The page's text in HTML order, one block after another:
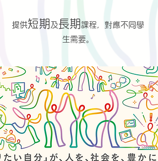
提供短期 及長期 課程，對應不同學
生需要。